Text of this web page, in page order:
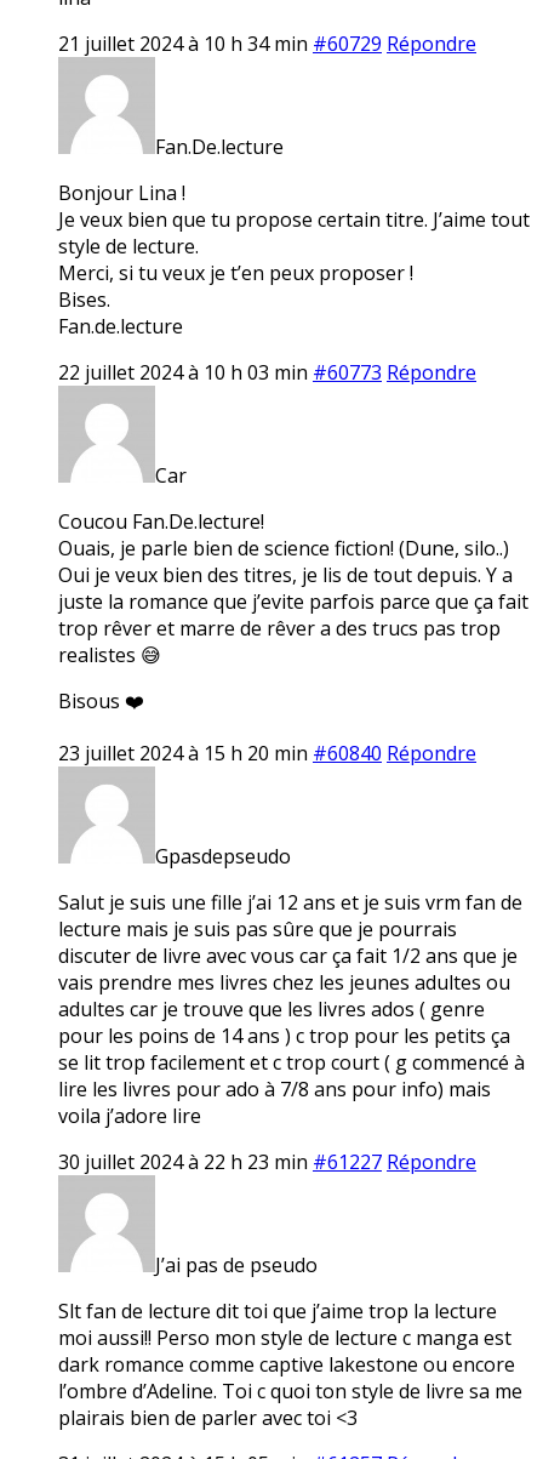
21 juillet 2024 à 10 h 34 min #60729 Répondre
Fan.De.lecture
Bonjour Lina !
Je veux bien que tu propose certain titre. J’aime tout
style de lecture.
Merci, si tu veux je t’en peux proposer !
Bises.
Fan.de.lecture
22 juillet 2024 à 10 h 03 min #60773 Répondre
Car
Coucou Fan.De.lecture!
Ouais, je parle bien de science fiction! (Dune, silo..)
Oui je veux bien des titres, je lis de tout depuis. Y a
juste la romance que j’evite parfois parce que ça fait
trop rêver et marre de rêver a des trucs pas trop
realistes 😅
Bisous ❤️
23 juillet 2024 à 15 h 20 min #60840 Répondre
Gpasdepseudo
Salut je suis une fille j’ai 12 ans et je suis vrm fan de
lecture mais je suis pas sûre que je pourrais
discuter de livre avec vous car ça fait 1/2 ans que je
vais prendre mes livres chez les jeunes adultes ou
adultes car je trouve que les livres ados ( genre
pour les poins de 14 ans ) c trop pour les petits ça
se lit trop facilement et c trop court ( g commencé à
lire les livres pour ado à 7/8 ans pour info) mais
voila j’adore lire
30 juillet 2024 à 22 h 23 min #61227 Répondre
J’ai pas de pseudo
Slt fan de lecture dit toi que j’aime trop la lecture
moi aussi!! Perso mon style de lecture c manga est
dark romance comme captive lakestone ou encore
l’ombre d’Adeline. Toi c quoi ton style de livre sa me
plairais bien de parler avec toi <3